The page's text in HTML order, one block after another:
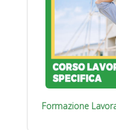
Formazione